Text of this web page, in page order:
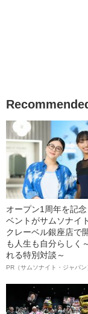
オープン1周年を記
ベントがサムソナイ
クレーベル銀座店
も人生も自分らしく
れる特別対談～
PR（サムソナイト・ジャパン